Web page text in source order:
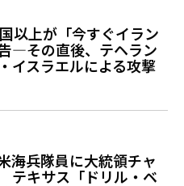
以上が「今すぐイラン
—その直後、テヘラン
イスラエルによる攻撃
海兵隊員に大統領チャ
テキサス「ドリル・ベ